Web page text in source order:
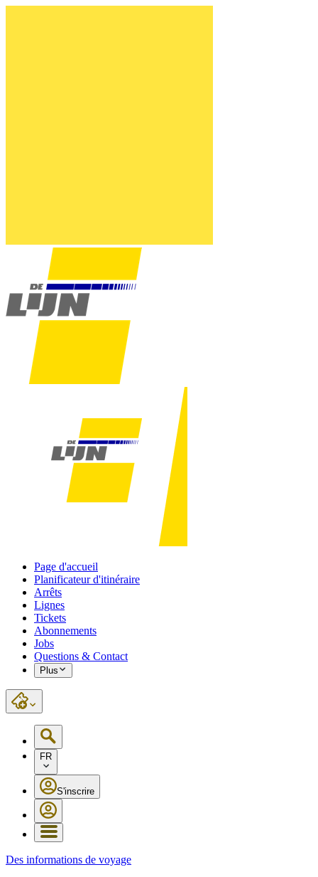
Page d'accueil
Planificateur d'itinéraire
Arrêts
Lignes
Tickets
Abonnements
Jobs
Questions & Contact
Plus
FR
S'inscrire
Des informations de voyage